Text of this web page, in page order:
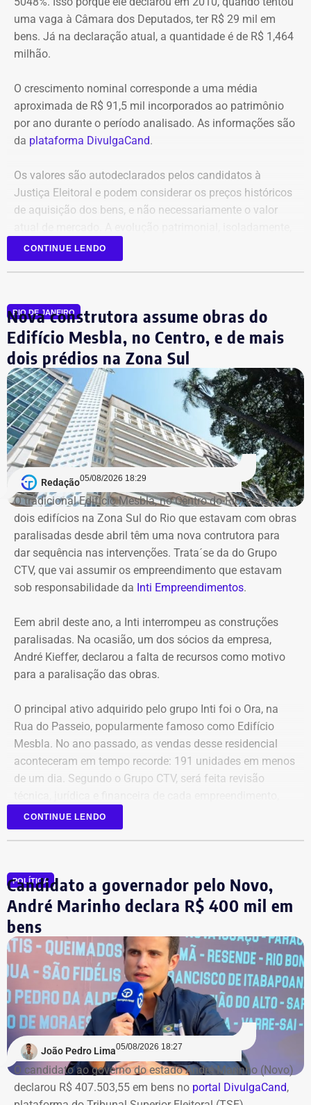
foi encaminhado ao Ministério Público, ao Tribunal de
Contas e ao Conselho Administrativo de Defesa
Econômica (Cade).
Nova gestão amplia pente-fino no
instituto
As novas suspeitas surgem menos de um mês após o
Ministério Público que investigou um suposto esquema
de desvio de recursos públicos de aproximadamente R$
86 milhões.
Na ocasião, seis pessoas foram presas, entre elas o então
presidente do instituto, David Perini Vermelho, o diretor de
Marcelo Lopes da Silva
suas funções após a operação.
Desde então, a presidência interina do IRM passou a ser
exercida pelo secretário Roberto Leão, que determinou a
realização de uma auditoria completa nas contas e
contratos da autarquia. O prazo estabelecido para
conclusão dos trabalhos é de 60 dias.
Segundo a atual gestão, os levantamentos preliminares
indicam que o instituto vinha sendo utilizado para
descentralizar recursos públicos por meio de
contratações com baixo nível de controle, aproveitando a
maior flexibilidade financeira conferida à natureza
jurídica da autarquia.
COM INFORMAÇÕES DO RJ2/TV GLOBO
seguem no local trabalhando para controlar o incêndio.
Até o momento, não há informação sobre feridos.
Também não se sabe o que causou o fogo na área.
uma vaga à Câmara dos Deputados, ter R$ 29 mil em
bens. Já na declaração atual, a quantidade é de R$ 1,464
milhão.
O crescimento nominal corresponde a uma média
aproximada de R$ 91,5 mil incorporados ao patrimônio
por ano durante o período analisado. As informações são
da plataforma DivulgaCand.
Os valores são autodeclarados pelos candidatos à
Justiça Eleitoral e podem considerar os preços históricos
de aquisição dos bens, e não necessariamente o valor
não representa indício de irregularidade.
Declaração de Lauro Boto em 2026 — Foto: Reprodução/DivulgaCand
CONTINUE LENDO
RIO DE JANEIRO
Nova construtora assume obras do
Edifício Mesbla, no Centro, e de mais
dois prédios na Zona Sul
Redação05/08/2026 18:29
O tradicional Edifício Mesbla, no Centro do Rio, e mais
dois edifícios na Zona Sul do Rio que estavam com obras
paralisadas desde abril têm uma nova contrutora para
dar sequência nas intervenções. Trata´se da do Grupo
CTV, que vai assumir os empreendimento que estavam
sob responsabilidade da Inti Empreendimentos.
Eem abril deste ano, a Inti interrompeu as construções
paralisadas. Na ocasião, um dos sócios da empresa,
André Kieffer, declarou a falta de recursos como motivo
para a paralisação das obras.
O principal ativo adquirido pelo grupo Inti foi o Ora, na
Rua do Passeio, popularmente famoso como Edifício
Mesbla. No ano passado, as vendas desse residencial
aconteceram em tempo recorde: 191 unidades em menos
de um dia. Segundo o Grupo CTV, será feita revisão
antes da retomada dos canteiros. Cronogramas de
entrega terão novas datas. Também haverá a definição
a Artesanal investimentos.
CONTINUE LENDO
POLÍTICA
Candidato a governador pelo Novo,
André Marinho declara R$ 400 mil em
bens
João Pedro Lima05/08/2026 18:27
O candidato ao governo do estado André Marinho (Novo)
declarou R$ 407.503,55 em bens no portal DivulgaCand,